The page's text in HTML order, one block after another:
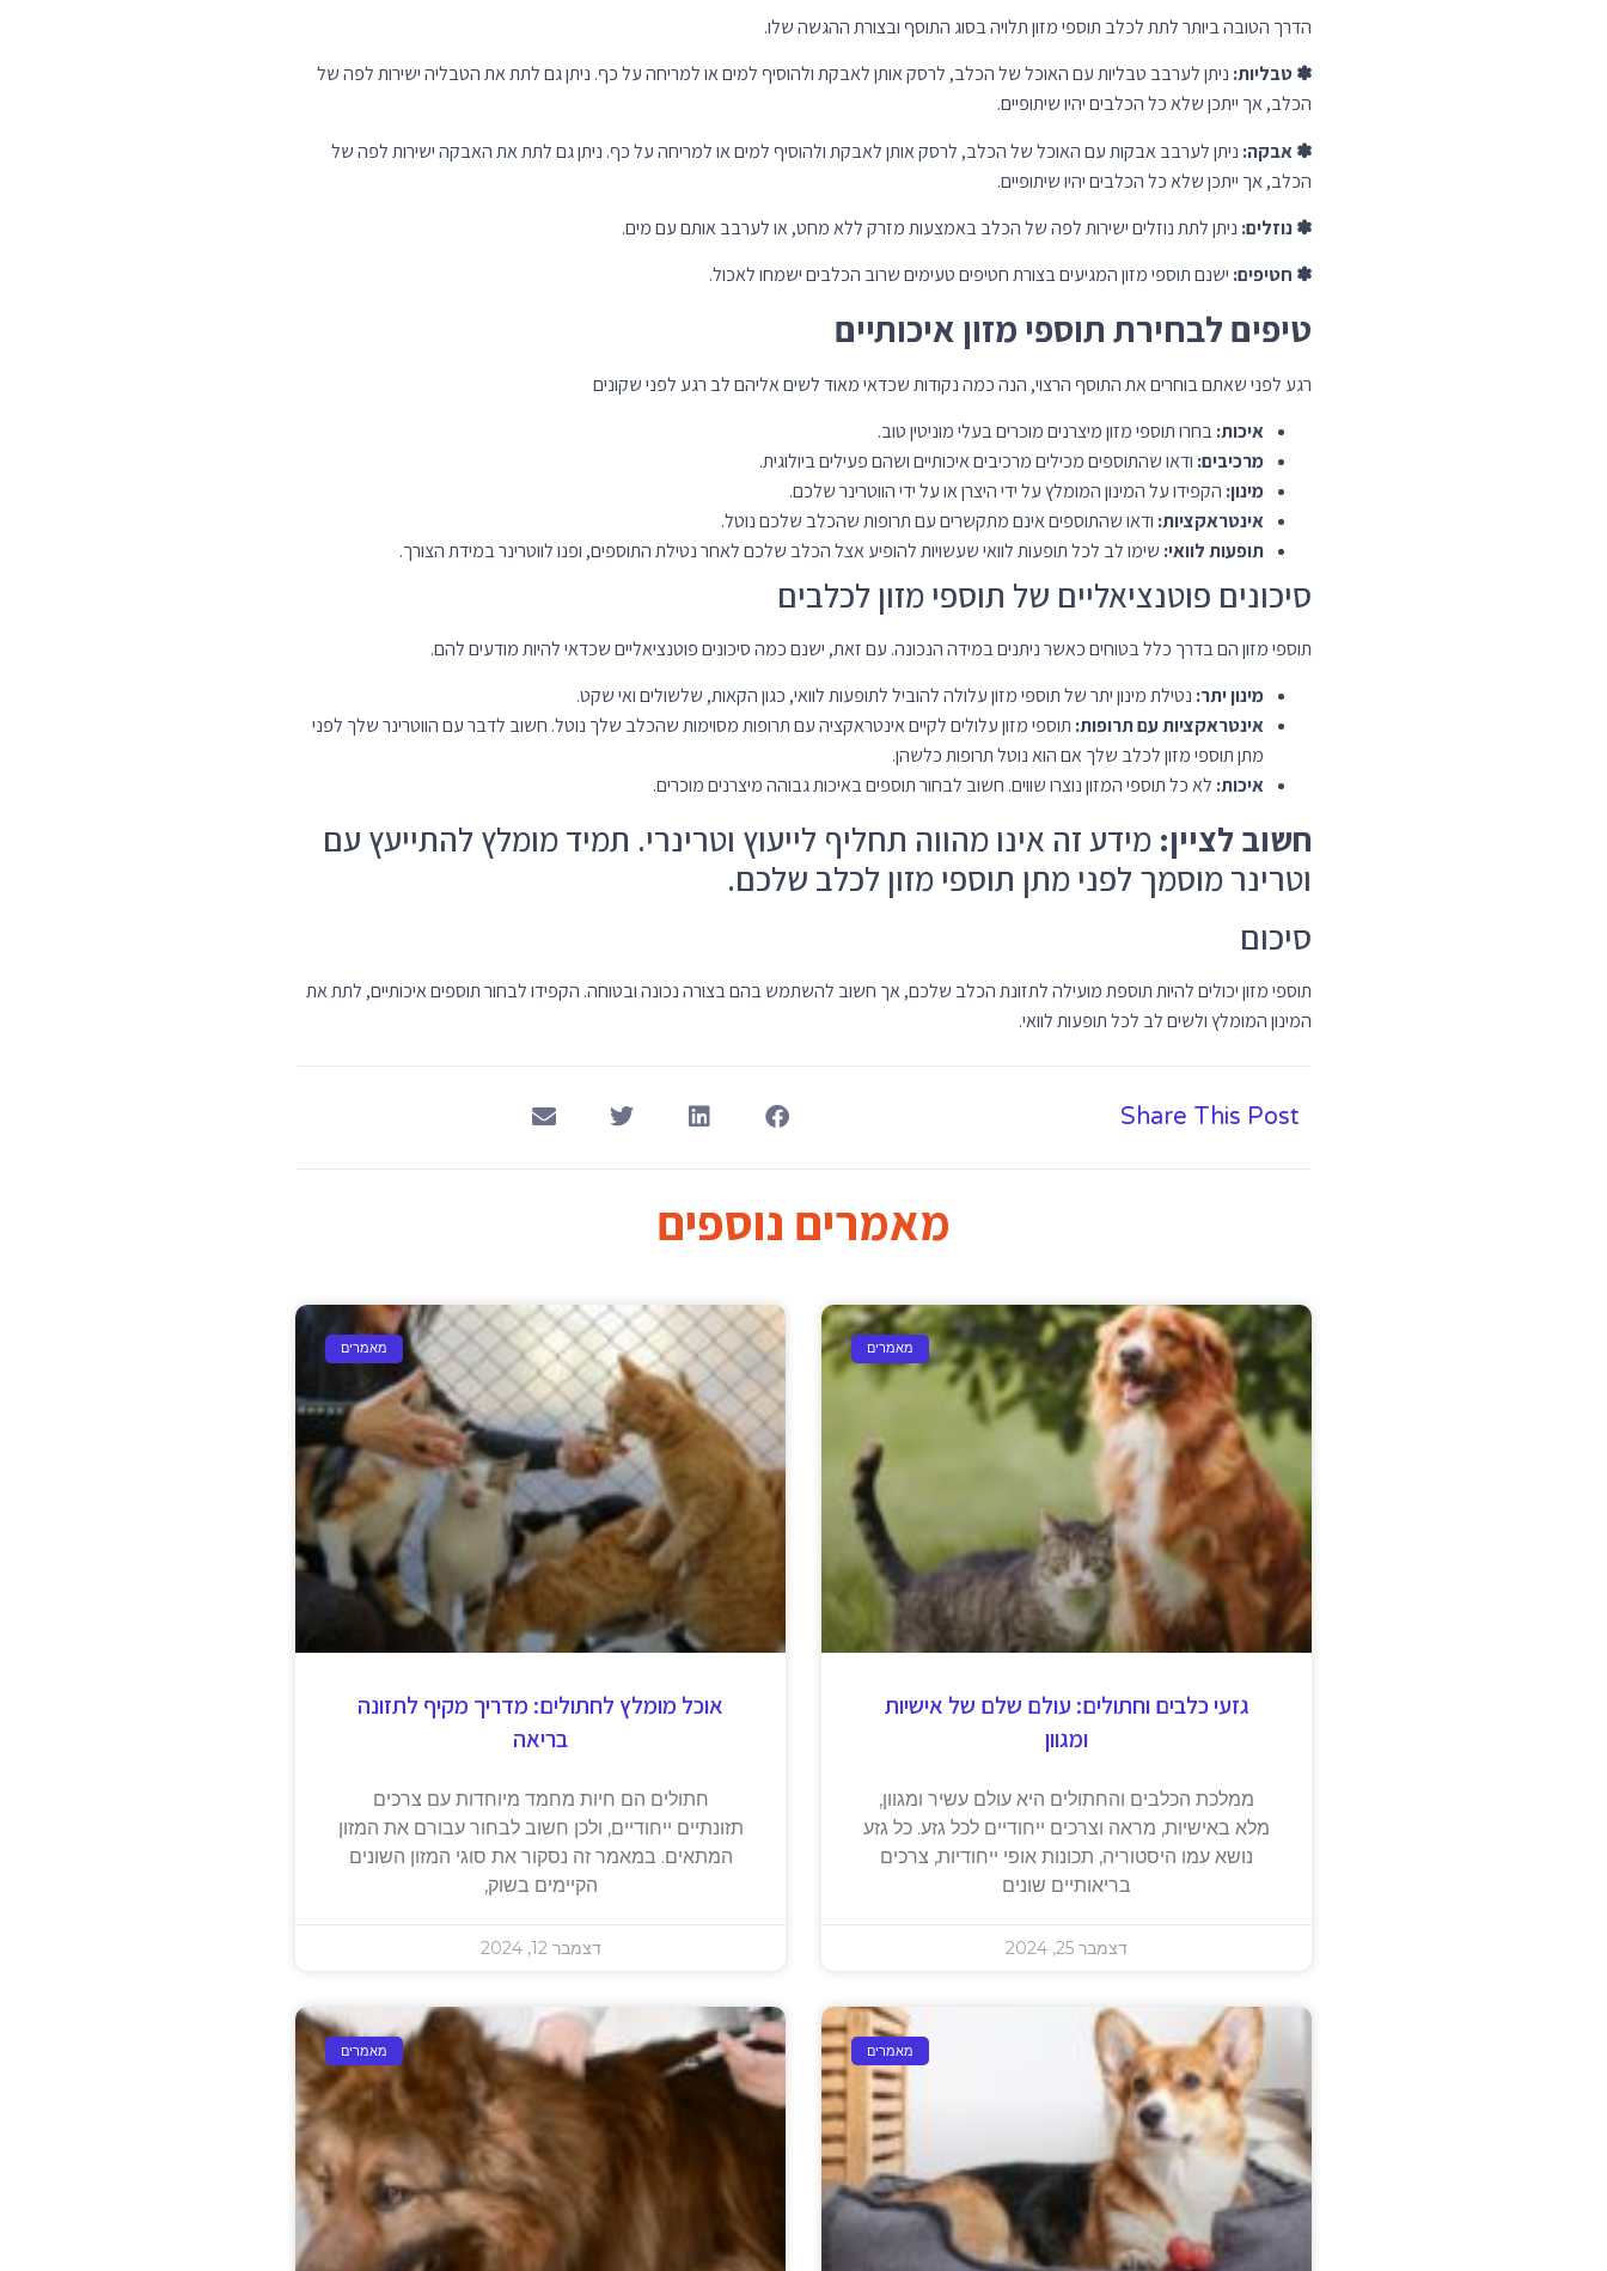
אינטראקציות:
ודאו שהתוספים אינם מתקשרים עם תרופות שהכלב שלכם נוטל.
שימו לב לכל תופעות לוואי שעשויות להופיע אצל הכלב שלכם לאחר נטילת התוספים, ופנו לווטרינר במידת הצורך.
סיכונים פוטנציאליים של תוספי מזון לכלבים
תוספי מזון הם בדרך כלל בטוחים כאשר ניתנים במידה הנכונה. עם זאת, ישנם כמה סיכונים פוטנציאליים שכדאי להיות מודעים להם.
מינון יתר:נטילת מינון יתר של תוספי מזון עלולה להוביל לתופעות לוואי, כגון הקאות, שלשולים ואי שקט.
אינטראקציות עם תרופות:תוספי מזון עלולים לקיים אינטראקציה עם תרופות מסוימות שהכלב שלך נוטל. חשוב לדבר עם הווטרינר שלך לפני
איכות:לא כל תוספי המזון נוצרו שווים. חשוב לבחור תוספים באיכות גבוהה מיצרנים מוכרים.
חשוב לציין:מידע זה אינו מהווה תחליף לייעוץ וטרינרי. תמיד מומלץ להתייעץ עם
וטרינר מוסמך לפני מתן תוספי מזון לכלב שלכם.
סיכום
תוספי מזון יכולים להיות תוספת מועילה לתזונת הכלב שלכם, אך חשוב להשתמש בהם בצורה נכונה ובטוחה. הקפידו לבחור תוספים איכותיים, לתת את
המינון המומלץ ולשים לב לכל תופעות לוואי.
Share This Post
מאמרים נוספים
מאמרים
מלא באישיות, מראה וצרכים ייחודיים לכל גזע. כל גזע
נושא עמו היסטוריה, תכונות אופי ייחודיות, צרכים
בריאותיים שונים
דצמבר 25, 2024
מאמרים
תזונתיים ייחודיים, ולכן חשוב לבחור עבורם את המזון
המתאים. במאמר זה נסקור את סוגי המזון השונים
הקיימים בשוק,
דצמבר 12, 2024
מאמרים
צעצועים ואביזרים לכלבים: המפתח לשמחה
והעשרה
כלבינו, הם מהווים חלק בלתי נפרד מהטיפול והרווחה
שלהם. הבחירה הנכונה של צעצועים ואביזרים יכולה
להעשיר את חיי
דצמבר 8, 2024
מאמרים
חיסונים לחיות מחמד: מגן חיוני לבריאות חיית
המחמד שלך
חיות המחמד שלנו. בדומה לבני אדם, חיות מחמד
חשופות למגוון מחלות מדבקות, חלקן קשות ואף
קטלניות. חיסונים
דצמבר 5, 2024